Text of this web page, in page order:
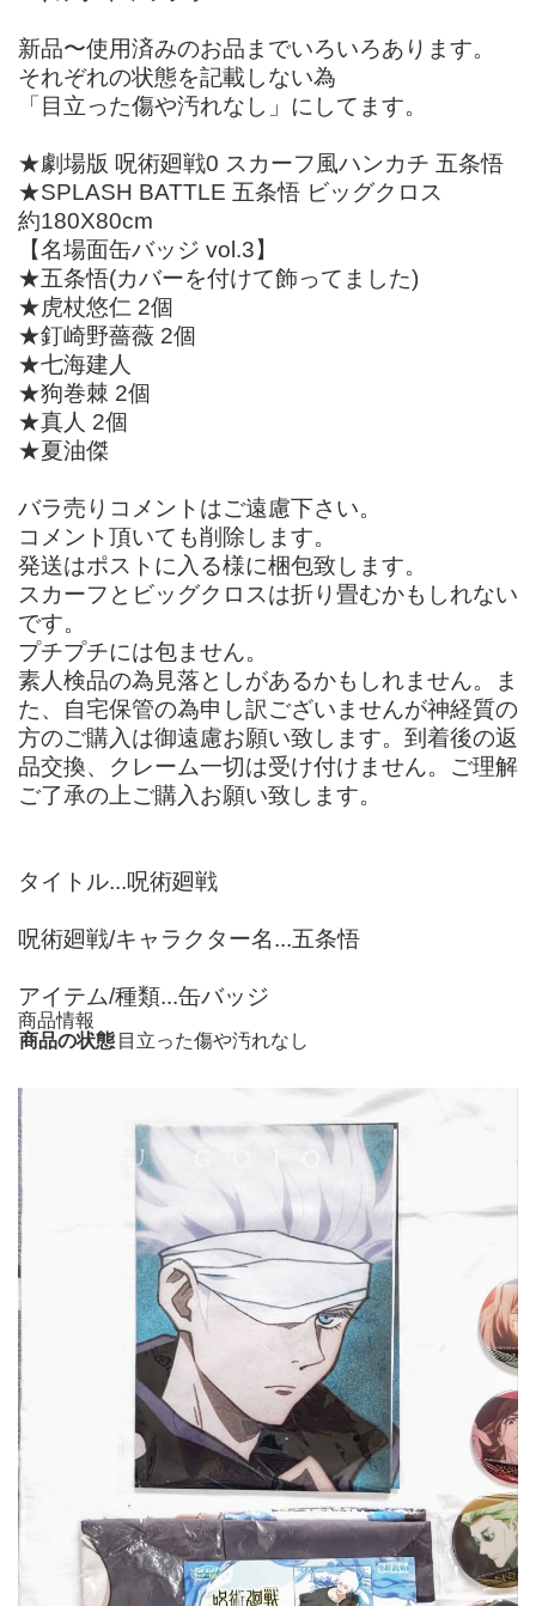
新品〜使用済みのお品までいろいろあります。
それぞれの状態を記載しない為
「目立った傷や汚れなし」にしてます。
★劇場版 呪術廻戦0 スカーフ風ハンカチ 五条悟
★SPLASH BATTLE 五条悟 ビッグクロス
約180X80cm
【名場面缶バッジ vol.3】
★五条悟(カバーを付けて飾ってました)
★虎杖悠仁 2個
★釘崎野薔薇 2個
★七海建人
★狗巻棘 2個
★真人 2個
★夏油傑
バラ売りコメントはご遠慮下さい。
コメント頂いても削除します。
発送はポストに入る様に梱包致します。
スカーフとビッグクロスは折り畳むかもしれない
です。
プチプチには包ません。
素人検品の為見落としがあるかもしれません。ま
た、自宅保管の為申し訳ございませんが神経質の
方のご購入は御遠慮お願い致します。到着後の返
品交換、クレーム一切は受け付けません。ご理解
ご了承の上ご購入お願い致します。
タイトル...呪術廻戦
呪術廻戦/キャラクター名...五条悟
アイテム/種類...缶バッジ
商品情報
商品の状態 目立った傷や汚れなし